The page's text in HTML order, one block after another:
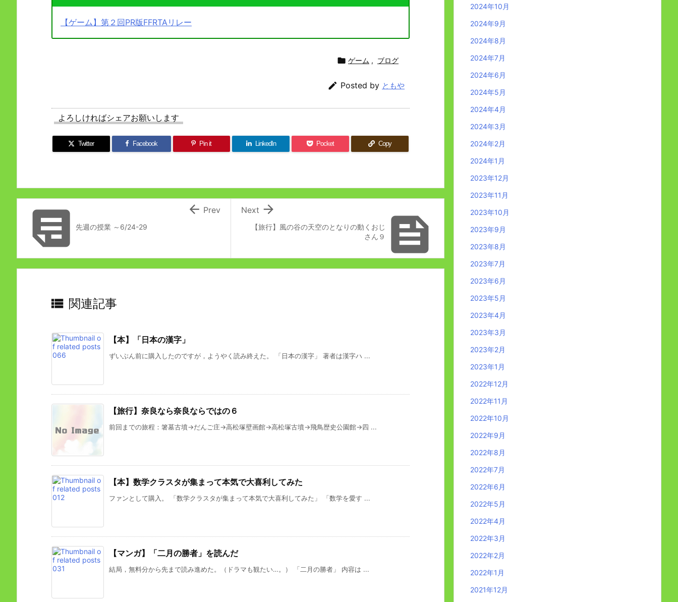
【ゲーム】第２回PR版FFRTAリレー
 ゲーム , ブログ
 Posted by ともや
よろしければシェアお願いします
Twitter Facebook Pin it LinkedIn Pocket Copy

【旅行】風の谷の天空のとなりの動くおじ
さん９

Next
先週の授業 ～6/24-29
 Prev
 関連記事
【本】「日本の漢字」
ずいぶん前に購入したのですが，ようやく読み終えた。 「日本の漢字」 著者は漢字ハ ...
【旅行】奈良なら奈良ならではの６
前回までの旅程：箸墓古墳→だんご庄→高松塚壁画館→高松塚古墳→飛鳥歴史公園館→四 ...
【本】数学クラスタが集まって本気で大喜利してみた
ファンとして購入。 「数学クラスタが集まって本気で大喜利してみた」 「数学を愛す ...
【マンガ】「二月の勝者」を読んだ
結局，無料分から先まで読み進めた。（ドラマも観たい…。） 「二月の勝者」 内容は ...
2024年10月
2024年9月
2024年8月
2024年7月
2024年6月
2024年5月
2024年4月
2024年3月
2024年2月
2024年1月
2023年12月
2023年11月
2023年10月
2023年9月
2023年8月
2023年7月
2023年6月
2023年5月
2023年4月
2023年3月
2023年2月
2023年1月
2022年12月
2022年11月
2022年10月
2022年9月
2022年8月
2022年7月
2022年6月
2022年5月
2022年4月
2022年3月
2022年2月
2022年1月
2021年12月